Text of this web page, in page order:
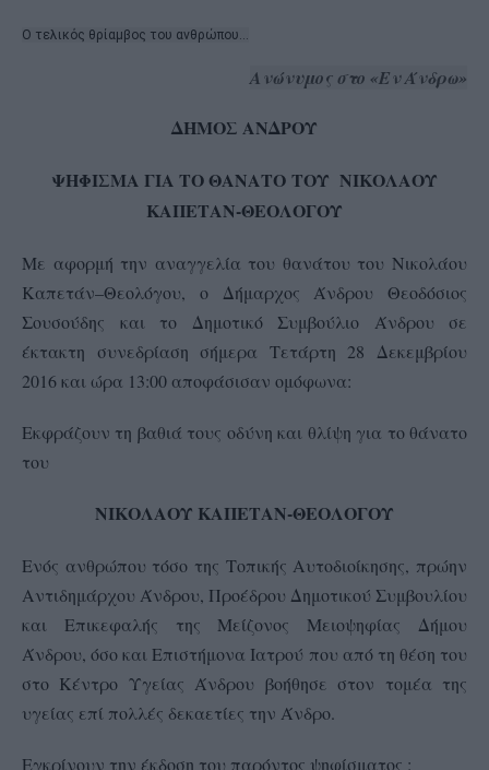
Ο τελικός θρίαμβος του ανθρώπου…
Ανώνυμος στο «Εν Άνδρω»
ΔΗΜΟΣ ΑΝΔΡΟΥ
ΨΗΦΙΣΜΑ ΓΙΑ ΤΟ ΘΑΝΑΤΟ ΤΟΥ ΝΙΚΟΛΑΟΥ
ΚΑΠΕΤΑΝ-ΘΕΟΛΟΓΟΥ
Με αφορμή την αναγγελία του θανάτου του Νικολάου
Καπετάν–Θεολόγου, ο Δήμαρχος Άνδρου Θεοδόσιος
Σουσούδης και το Δημοτικό Συμβούλιο Άνδρου σε
έκτακτη συνεδρίαση σήμερα Τετάρτη 28 Δεκεμβρίου
2016 και ώρα 13:00 αποφάσισαν ομόφωνα:
Εκφράζουν τη βαθιά τους οδύνη και θλίψη για το θάνατο
του
ΝΙΚΟΛΑΟΥ ΚΑΠΕΤΑΝ-ΘΕΟΛΟΓΟΥ
Ενός ανθρώπου τόσο της Τοπικής Αυτοδιοίκησης, πρώην
Αντιδημάρχου Άνδρου, Προέδρου Δημοτικού Συμβουλίου
και Επικεφαλής της Μείζονος Μειοψηφίας Δήμου
Άνδρου, όσο και Επιστήμονα Ιατρού που από τη θέση του
στο Κέντρο Υγείας Άνδρου βοήθησε στον τομέα της
υγείας επί πολλές δεκαετίες την Άνδρο.
Εγκρίνουν την έκδοση του παρόντος ψηφίσματος :